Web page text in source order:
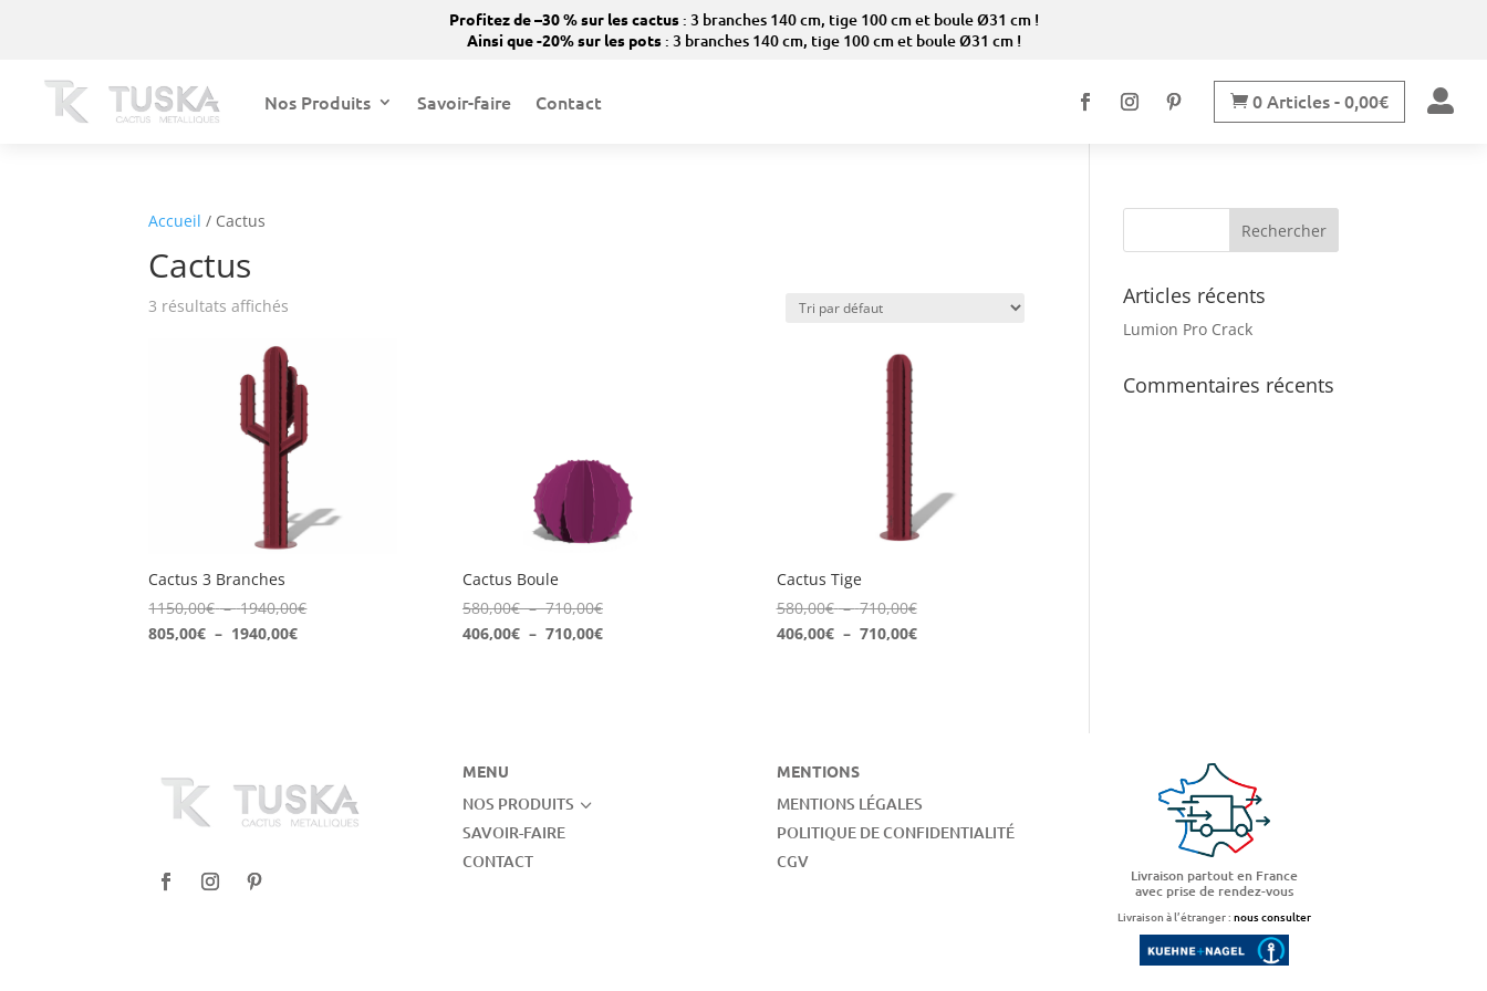
Profitez de –30 % sur les cactus: 3 branches 140 cm, tige 100 cm et boule Ø31 cm !
Ainsi que -20% sur les pots: 3 branches 140 cm, tige 100 cm et boule Ø31 cm !
Nos Produits Savoir-faire Contact  0 Articles-0,00€ 
Accueil / Cactus
Cactus
3 résultats affichés
Cactus 3 Branches
1150,00€ – 1940,00€Plage
805,00€ – 1940,00€Plage
Cactus Boule
580,00€ – 710,00€Plage
de
406,00€ – 710,00€Plage
Cactus Tige
580,00€ – 710,00€Plage
de
406,00€ – 710,00€Plage
Articles récents
Lumion Pro Crack
Commentaires récents
MENU
NOS PRODUITS 3
SAVOIR-FAIRE
CONTACT
MENTIONS
MENTIONS LÉGALES
POLITIQUE DE CONFIDENTIALITÉ
CGV
Livraison partout en France
avec prise de rendez-vous
Livraison à l’étranger : nous consulter